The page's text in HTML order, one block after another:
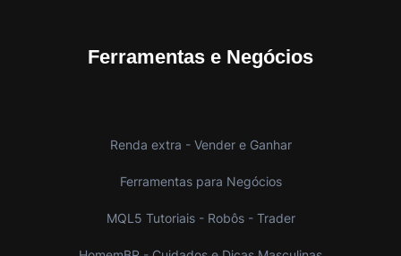
Ferramentas e Negócios
Renda extra - Vender e Ganhar
Ferramentas para Negócios
MQL5 Tutoriais - Robôs - Trader